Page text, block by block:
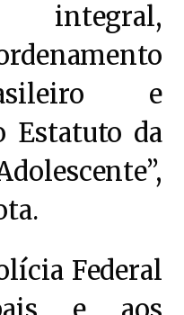
integral,
e
Estatuto da
Federal